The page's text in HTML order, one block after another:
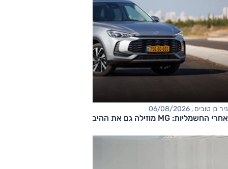
ניר בן טובים , 06/08/2026
אחרי החשמליות: MG מוזילה גם את ההיברידיות